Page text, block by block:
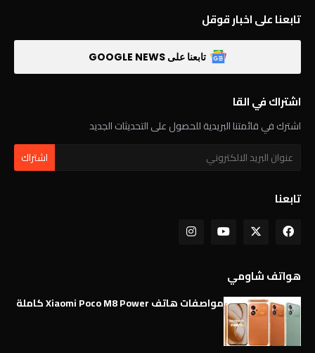
تابعنا على اخبار قوقل
تابعنا على GOOGLE NEWS
اشتراك في القا
اشترك في قائمتنا البريدية للحصول على التحديثات الجديد
تابعنا
هواتف شاومي
مواصفات هاتف Xiaomi Poco M8 Power كاملة